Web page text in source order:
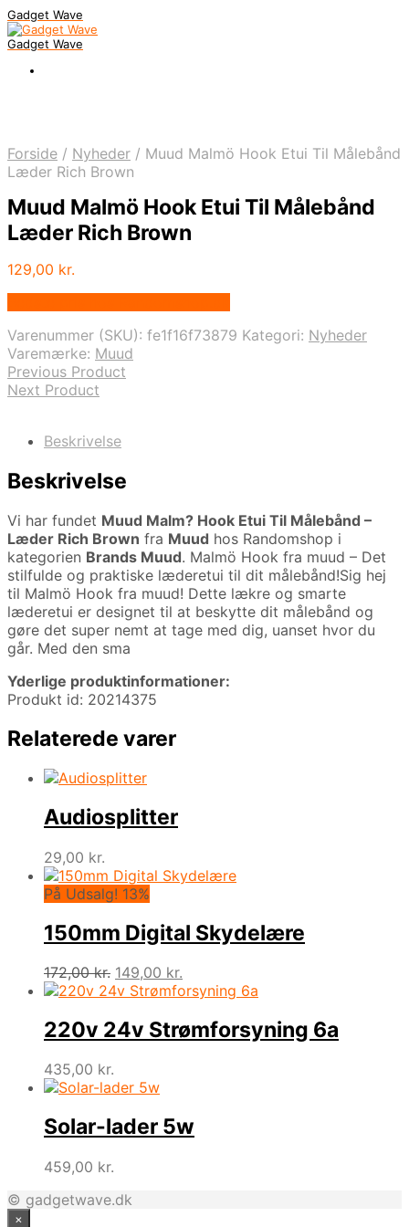
Gadget Wave
Gadget Wave
Forside / Nyheder / Muud Malmö Hook Etui Til Målebånd
Læder Rich Brown
Muud Malmö Hook Etui Til Målebånd
Læder Rich Brown
129,00 kr.
Varenummer (SKU): fe1f16f73879 Kategori: Nyheder
Varemærke: Muud
Previous Product
Next Product
Beskrivelse
Beskrivelse
Vi har fundet Muud Malm? Hook Etui Til Målebånd –
Læder Rich Brown fra Muud hos Randomshop i
kategorien Brands Muud. Malmö Hook fra muud – Det
stilfulde og praktiske læderetui til dit målebånd!Sig hej
til Malmö Hook fra muud! Dette lækre og smarte
læderetui er designet til at beskytte dit målebånd og
gøre det super nemt at tage med dig, uanset hvor du
går. Med den sma
Yderlige produktinformationer:
Produkt id: 20214375
Relaterede varer
Audiosplitter
29,00 kr.
På Udsalg! 13%
150mm Digital Skydelære
172,00kr. Den
oprindelige
var:
172,00 kr..
149,00 kr.
aktuelle
er:
149,00 kr..
220v 24v Strømforsyning 6a
435,00 kr.
Solar-lader 5w
459,00 kr.
© gadgetwave.dk
×